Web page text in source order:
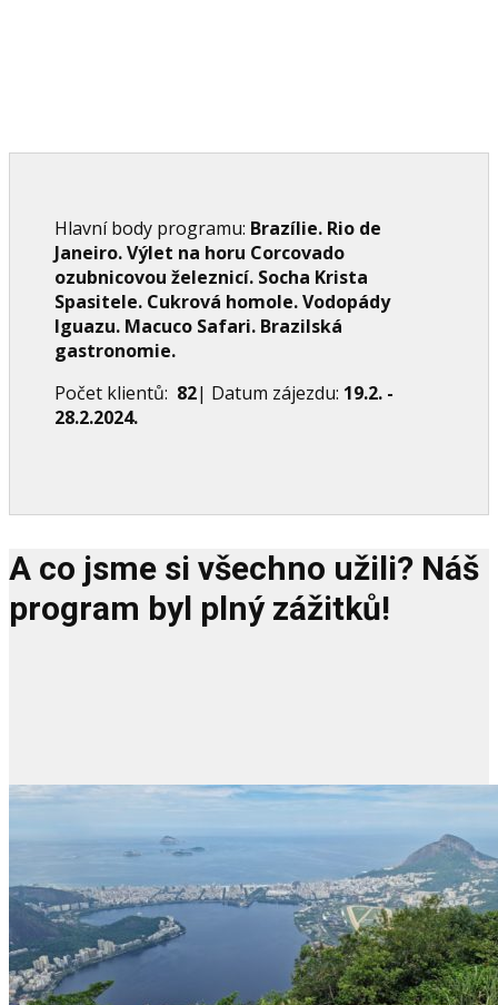
Hlavní body programu: Brazílie. Rio de
Janeiro. Výlet na horu Corcovado
ozubnicovou železnicí. Socha Krista
Spasitele. Cukrová homole. Vodopády
Iguazu. Macuco Safari. Brazilská
gastronomie.
Počet klientů: 82| Datum zájezdu: 19.2. -
28.2.2024.
A co jsme si všechno užili? Náš
program byl plný zážitků!